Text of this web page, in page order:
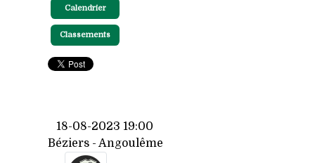
Calendrier
Classements
18-08-2023 19:00
Béziers - Angoulême